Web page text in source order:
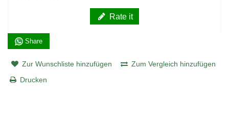
Rate it
Share
Zur Wunschliste hinzufügen
Zum Vergleich hinzufügen
Drucken